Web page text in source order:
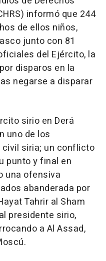
informó que 244
de ellos niños,
junto con 81
del Ejército, la
disparos en la
negarse a disparar
sirio en Derá
uno de los
siria; un conflicto
punto y final en
una ofensiva
abanderada por
Tahrir al Sham
presidente sirio,
a Al Assad,